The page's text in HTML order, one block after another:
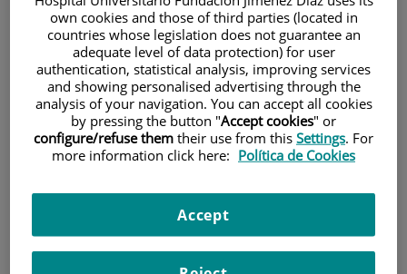
Investigación
own cookies and those of third parties (located in
countries whose legislation does not guarantee an
adequate level of data protection) for user
authentication, statistical analysis, improving services
and showing personalised advertising through the
analysis of your navigation. You can accept all cookies
by pressing the button "Accept cookies" or
configure/refuse them their use from this Settings. For
more information click here: Política de Cookies
Accept